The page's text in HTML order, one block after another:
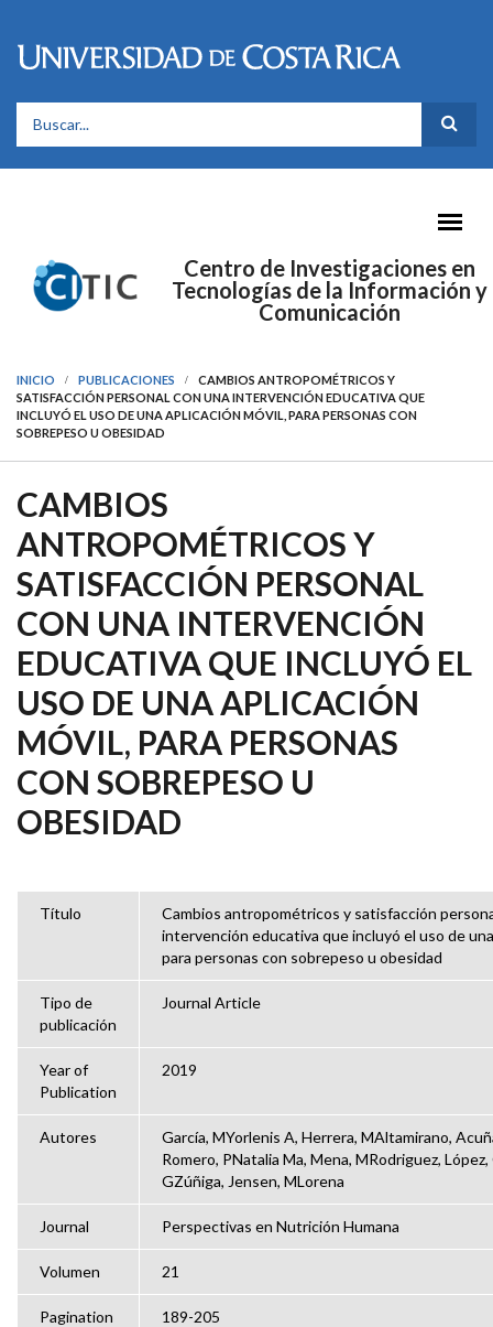
FORMULARIO DE BÚSQUEDA
Centro de Investigaciones en
Tecnologías de la Información y
Comunicación
INICIO PUBLICACIONES
CAMBIOS ANTROPOMÉTRICOS Y
SATISFACCIÓN PERSONAL CON UNA INTERVENCIÓN EDUCATIVA QUE
INCLUYÓ EL USO DE UNA APLICACIÓN MÓVIL, PARA PERSONAS CON
SOBREPESO U OBESIDAD
CAMBIOS
ANTROPOMÉTRICOS Y
SATISFACCIÓN PERSONAL
CON UNA INTERVENCIÓN
EDUCATIVA QUE INCLUYÓ EL
USO DE UNA APLICACIÓN
MÓVIL, PARA PERSONAS
CON SOBREPESO U
OBESIDAD
Título
Cambios antropométricos y satisfacción
intervención educativa que incluyó el uso de
para personas con sobrepeso u obesidad
Tipo de
publicación
Journal Article
Year of
Publication
2019
Autores
García, MYorlenis A, Herrera, MAltamirano,
Romero, PNatalia Ma, Mena, MRodriguez,
GZúñiga, Jensen, MLorena
Journal Perspectivas en Nutrición Humana
Volumen 21
Pagination 189-205